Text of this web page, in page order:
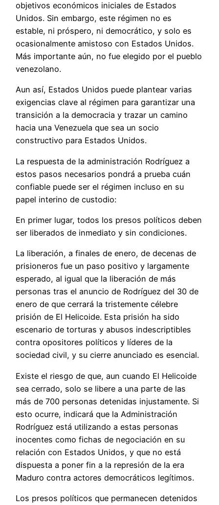
objetivos económicos iniciales de Estados
Unidos. Sin embargo, este régimen no es
estable, ni próspero, ni democrático, y solo es
ocasionalmente amistoso con Estados Unidos.
Más importante aún, no fue elegido por el pueblo
venezolano.
Aun así, Estados Unidos puede plantear varias
exigencias clave al régimen para garantizar una
transición a la democracia y trazar un camino
hacia una Venezuela que sea un socio
constructivo para Estados Unidos.
La respuesta de la administración Rodríguez a
estos pasos necesarios pondrá a prueba cuán
confiable puede ser el régimen incluso en su
papel interino de custodio:
En primer lugar, todos los presos políticos deben
ser liberados de inmediato y sin condiciones.
La liberación, a finales de enero, de decenas de
prisioneros fue un paso positivo y largamente
esperado, al igual que la liberación de más
personas tras el anuncio de Rodríguez del 30 de
enero de que cerrará la tristemente célebre
prisión de El Helicoide. Esta prisión ha sido
escenario de torturas y abusos indescriptibles
contra opositores políticos y líderes de la
sociedad civil, y su cierre anunciado es esencial.
Existe el riesgo de que, aun cuando El Helicoide
sea cerrado, solo se libere a una parte de las
más de 700 personas detenidas injustamente. Si
esto ocurre, indicará que la Administración
Rodríguez está utilizando a estas personas
inocentes como fichas de negociación en su
relación con Estados Unidos, y que no está
dispuesta a poner fin a la represión de la era
Maduro contra actores democráticos legítimos.
Los presos políticos que permanecen detenidos